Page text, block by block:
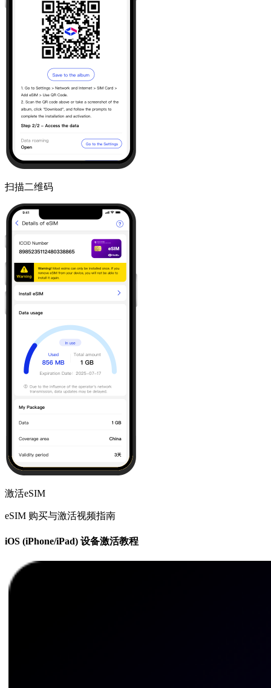
扫描二维码
激活eSIM
eSIM 购买与激活视频指南
iOS (iPhone/iPad) 设备激活教程